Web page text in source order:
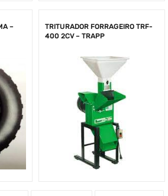
–
TRITURADOR FORRAGEIRO TRF-
400 2CV – TRAPP